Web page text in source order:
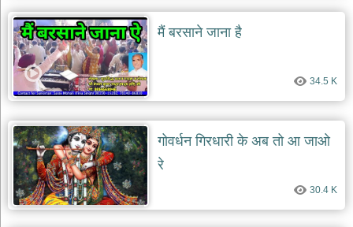
मैं बरसाने जाना है
34.5 K
गोवर्धन गिरधारी के अब तो आ जाओ
रे
30.4 K